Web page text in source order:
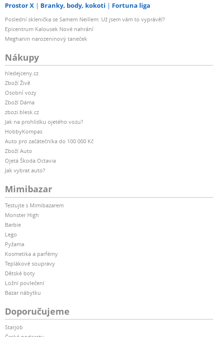
Prostor X Branky, body, kokoti Fortuna liga
Poslední sklenička se Samem Neillem: Už jsem vám to vyprávěl?
Epicentrum Kalousek Nové nahrání
Meghanin narozeninový taneček
Nákupy
hledejceny.cz
Zboží Živě
Osobní vozy
Zboží Dáma
zbozi.blesk.cz
Jak na prohlídku ojetého vozu?
HobbyKompas
Auto pro začátečníka do 100 000 Kč
Zboží Auto
Ojetá Škoda Octavia
Jak vybrat auto?
Mimibazar
Testujte s Mimibazarem
Monster High
Barbie
Lego
Pyžama
Kosmetika a parfémy
Teplákové soupravy
Dětské boty
Ložní povlečení
Bazar nábytku
Doporučujeme
Starjob